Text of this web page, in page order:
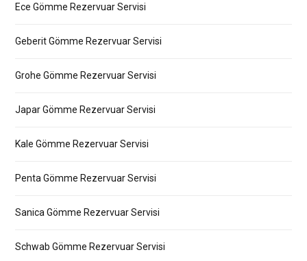
Ece Gömme Rezervuar Servisi
Geberit Gömme Rezervuar Servisi
Grohe Gömme Rezervuar Servisi
Japar Gömme Rezervuar Servisi
Kale Gömme Rezervuar Servisi
Penta Gömme Rezervuar Servisi
Sanica Gömme Rezervuar Servisi
Schwab Gömme Rezervuar Servisi